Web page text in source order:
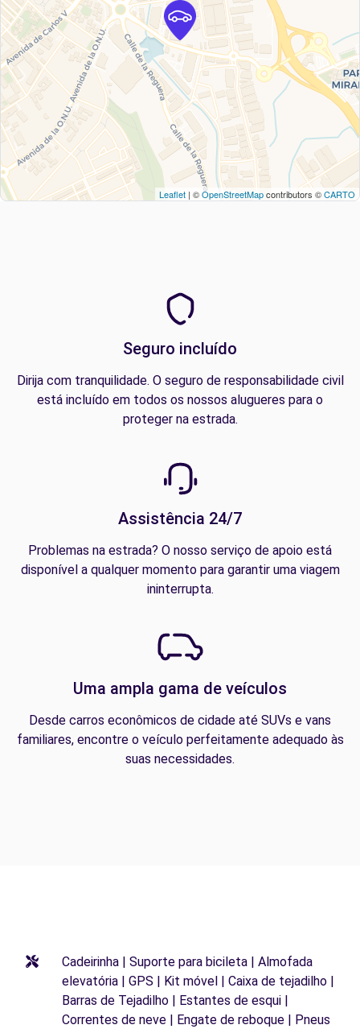
Leaflet | ©OpenStreetMapcontributors ©CARTO
Seguro incluído
Dirija com tranquilidade. O seguro de responsabilidade civil
está incluído em todos os nossos alugueres para o
proteger na estrada.
Assistência 24/7
Problemas na estrada? O nosso serviço de apoio está
disponível a qualquer momento para garantir uma viagem
ininterrupta.
Uma ampla gama de veículos
Desde carros econômicos de cidade até SUVs e vans
familiares, encontre o veículo perfeitamente adequado às
suas necessidades.
Cadeirinha | Suporte para bicileta | Almofada
elevatória | GPS | Kit móvel | Caixa de tejadilho |
Barras de Tejadilho | Estantes de esqui |
Correntes de neve | Engate de reboque | Pneus